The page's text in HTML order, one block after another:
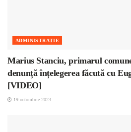
ADMINISTRAȚIE
Marius Stanciu, primarul
denunță înțelegerea făcută cu
[VIDEO]
19 octombrie 2023